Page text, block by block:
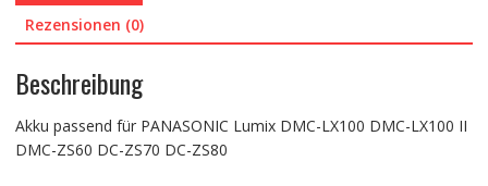
DC-
ZS80
Rezensionen (0)
Beschreibung
Akku passend für PANASONIC Lumix DMC-LX100 DMC-LX100 II
DMC-ZS60 DC-ZS70 DC-ZS80